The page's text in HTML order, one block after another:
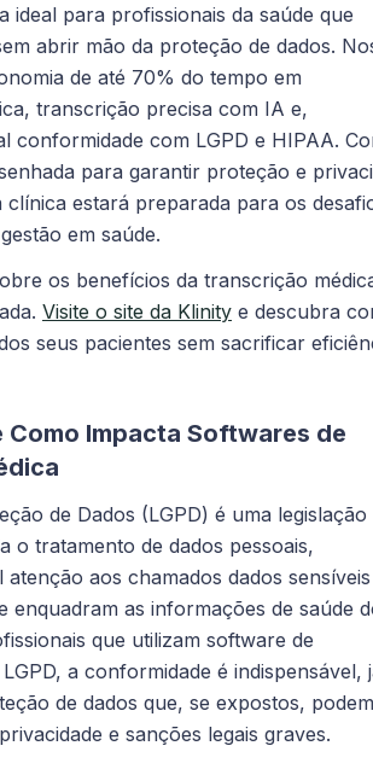
ideal para profissionais da saúde que
abrir mão da proteção de dados.
de até 70% do tempo em
transcrição precisa com IA e,
conformidade com LGPD e HIPAA.
para garantir proteção e
clínica estará preparada para os
em saúde.
os benefícios da transcrição
Visite o site da Klinity e descubra
seus pacientes sem sacrificar
Como Impacta Softwares de
de Dados (LGPD) é uma legislação
o tratamento de dados pessoais,
aos chamados dados
enquadram as informações de saúde
que utilizam software de
a conformidade é indispensável,
de dados que, se expostos, podem
e sanções legais graves.